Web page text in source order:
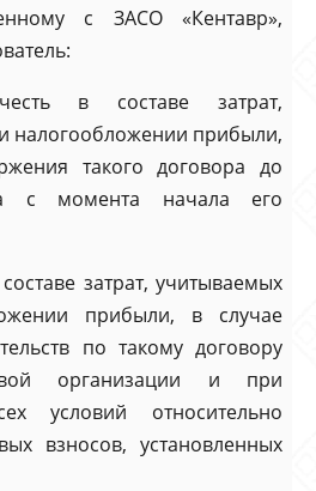
с ЗАСО «Кентавр»,
в составе затрат,
налогообложении прибыли,
такого договора до
с момента начала его
затрат, учитываемых
прибыли, в случае
по такому договору
организации и при
условий относительно
взносов, установленных